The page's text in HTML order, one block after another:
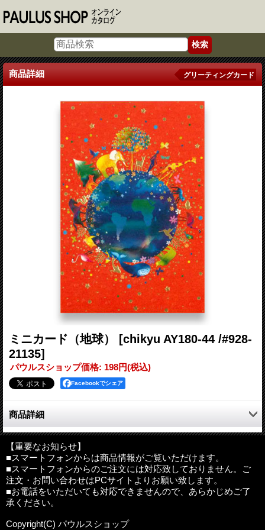
商品詳細 グリーティングカード
ミニカード（地球）
[chikyu AY180-44 /#928-
21135]
パウルスショップ価格: 198円(税込)
Facebookでシェア
商品詳細
手のひらサイズのミニカード。
家族や友人、大切な人へのギフトに、感謝の気持ちをメッセージ
カードに込めて送ってみませんか。
サイズ：約95mm×65mm（2つ折の状態）
その他：箔・浮き出し加工、封筒付き（アイボリー・定形外）
内容について : 紙製品なので、仕様に差し支えない範囲で、多少
【重要なお知らせ】
■スマートフォンからは商品情報がご覧いただけます。
■スマートフォンからのご注文には対応致しておりません。ご
注文・お問い合わせはPCサイトよりお願い致します。
■お電話をいただいても対応できませんので、あらかじめご了
承ください。
Copyright(C) パウルスショップ